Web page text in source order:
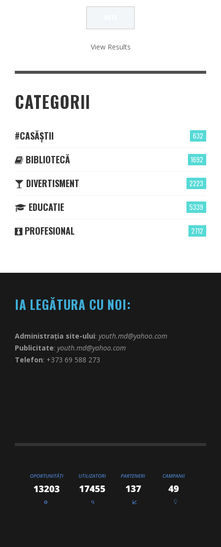
View Results
CATEGORII
632
#CASĂȘTII
1692
BIBLIOTECĂ
2223
DIVERTISMENT
5339
EDUCATIE
2712
PROFESIONAL
IA LEGĂTURA CU NOI:
Administrația site-ului: youth.md@yahoo.com
Publicitate: youth.md@yahoo.com
Telefon: +373 69 588 273